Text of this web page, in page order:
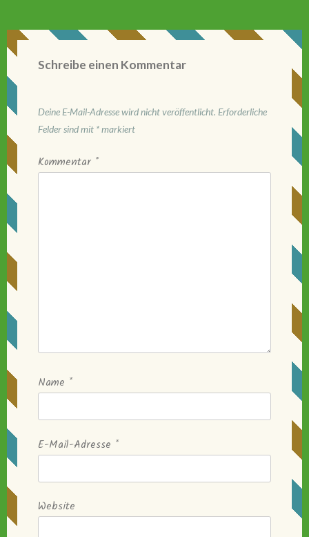
Schreibe einen Kommentar
Deine E-Mail-Adresse wird nicht veröffentlicht. Erforderliche
Felder sind mit *markiert
Kommentar *
Name *
E-Mail-Adresse *
Website